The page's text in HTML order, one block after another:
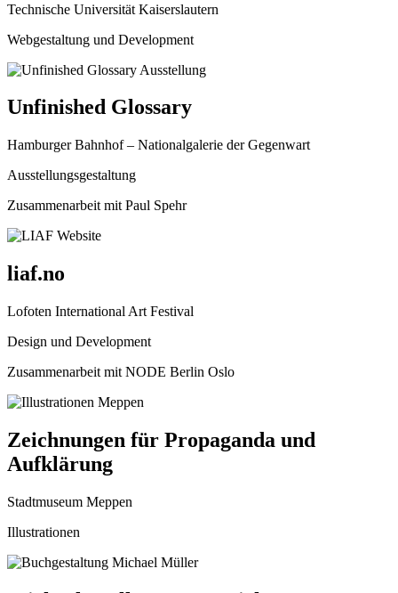
Technische Universität Kaiserslautern
Webgestaltung und Development
Unfinished Glossary
Hamburger Bahnhof – Nationalgalerie der Gegenwart
Ausstellungsgestaltung
Zusammenarbeit mit Paul Spehr
liaf.no
Lofoten International Art Festival
Design und Development
Zusammenarbeit mit NODE Berlin Oslo
Zeichnungen für Propaganda und
Aufklärung
Stadtmuseum Meppen
Illustrationen